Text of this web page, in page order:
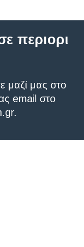
περιορι
μαζί μας στο
email στο
.